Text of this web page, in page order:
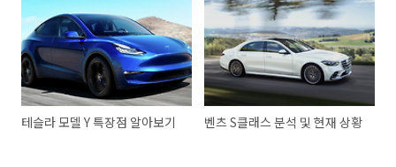
테슬라 모델 Y 특장점 알아보기 벤츠 S클래스 분석 및 현재 상황